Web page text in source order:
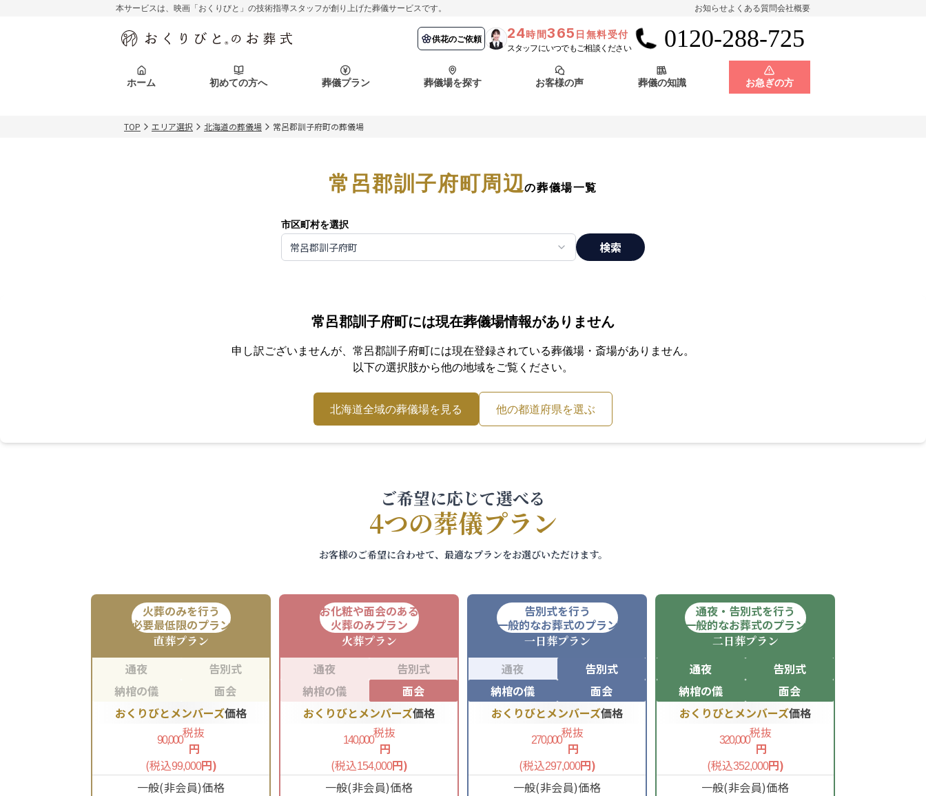
本サービスは、映画「おくりびと」の技術指導スタッフが創り上げた葬儀サービスです。 お知らせよくある質問会社概要
供花のご依頼 24時間365 日無料受付
スタッフにいつでもご相談ください 0120-288-725
ホーム 初めての方へ
初めての方へ 初めての方へ
葬儀プラン 葬儀場を探す
関東エリア 東京都
函館市
お客様の声
お客様の声 ご葬儀事例
葬儀の知識
葬儀の知識 葬儀の知識
お急ぎの方
初めての方へ 初めての方へ 納棺の儀とは？ 葬儀の流れ 会員制度
会社を知る
関東エリア 東京都 埼玉県 千葉県 神奈川県
北海道エリア 札幌市
お客様の声 ご葬儀事例 お客様の声 よくある質問
葬儀の知識 葬儀の知識 供花のご依頼
TOP エリア選択 北海道の葬儀場 常呂郡訓子府町の葬儀場
常呂郡訓子府町周辺の葬儀場一覧
市区町村を選択
常呂郡訓子府町 検索
常呂郡訓子府町には現在葬儀場情報がありません
申し訳ございませんが、 常呂郡訓子府町には現在登録されている葬儀場・斎場がありません。
以下の選択肢から他の地域をご覧ください。
北海道全域の葬儀場を見る 他の都道府県を選ぶ
ご希望に応じて選べる
4つの葬儀プラン
お客様のご希望に合わせて、最適なプランをお選びいただけます。
火葬のみを行う
必要最低限のプラン
直葬プラン
通夜
告別式
納棺の儀
面会
おくりびとメンバーズ価格
90,000税抜
円
(税込99,000円)
一般(非会員)価格
お化粧や面会のある
火葬のみプラン
火葬プラン
通夜
告別式
納棺の儀
面会
おくりびとメンバーズ価格
140,000税抜
円
(税込154,000円)
一般(非会員)価格
告別式を行う
一般的なお葬式のプラン
一日葬プラン
通夜
告別式
納棺の儀
面会
おくりびとメンバーズ価格
270,000税抜
円
(税込297,000円)
一般(非会員)価格
通夜・告別式を行う
一般的なお葬式のプラン
二日葬プラン
通夜
告別式
納棺の儀
面会
おくりびとメンバーズ価格
320,000税抜
円
(税込352,000円)
一般(非会員)価格